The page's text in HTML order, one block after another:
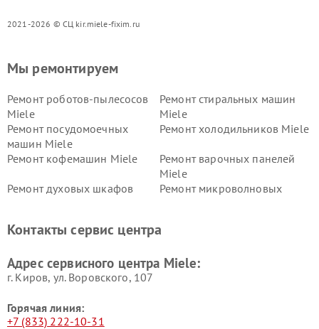
2021-2026 © СЦ kir.miele-fixim.ru
Мы ремонтируем
Ремонт роботов-пылесосов
Miele
Ремонт стиральных машин
Miele
Ремонт посудомоечных
машин Miele
Ремонт холодильников Miele
Ремонт кофемашин Miele
Ремонт варочных панелей
Miele
Ремонт духовых шкафов
Ремонт микроволновых
Miele
Miele
пылесосов Miele
Контакты сервис центра
Адрес сервисного центра Miele:
г. Киров, ул. Воровского, 107
Горячая линия:
+7 (833) 222-10-31